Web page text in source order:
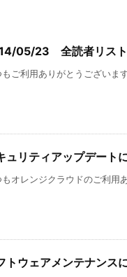
05/23 全読者リスト
もご利用ありがとうございま
ュリティアップデート
もオレンジクラウドのご利用
トウェアメンテナンス